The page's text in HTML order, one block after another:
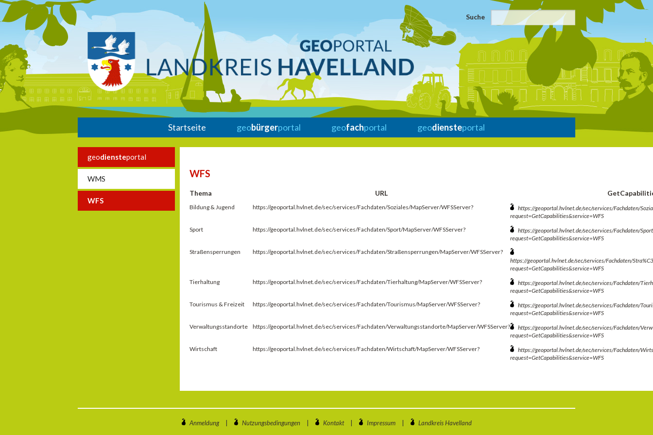
Suche
Startseite geobürgerportal geofachportal geodiensteportal
geodiensteportal
WMS
WFS
WFS
Thema URL
Bildung & Jugend https://geoportal.hvlnet.de/sec/services/Fachdaten/Soziales/MapServer/WFSServer?
https://geoportal.hvlnet.de/sec/services/Fachdaten/
request=GetCapabilities&service=WFS
Sport
https://geoportal.hvlnet.de/sec/services/Fachdaten/Sport/MapServer/WFSServer?
https://geoportal.hvlnet.de/sec/services/Fachdaten/
request=GetCapabilities&service=WFS
Straßensperrungen
https://geoportal.hvlnet.de/sec/services/Fachdaten/Straßensperrungen/MapServer/WFSServer?
https://geoportal.hvlnet.de/sec/services/Fachdaten/
request=GetCapabilities&service=WFS
Tierhaltung
https://geoportal.hvlnet.de/sec/services/Fachdaten/Tierhaltung/MapServer/WFSServer?
https://geoportal.hvlnet.de/sec/services/Fachdaten/
request=GetCapabilities&service=WFS
Tourismus & Freizeit
https://geoportal.hvlnet.de/sec/services/Fachdaten/Tourismus/MapServer/WFSServer?
https://geoportal.hvlnet.de/sec/services/Fachdaten/
request=GetCapabilities&service=WFS
Verwaltungsstandorte https://geoportal.hvlnet.de/sec/services/Fachdaten/Verwaltungsstandorte/MapServer/WFSServer?
https://geoportal.hvlnet.de/sec/services/Fachdaten/
request=GetCapabilities&service=WFS
Wirtschaft
https://geoportal.hvlnet.de/sec/services/Fachdaten/Wirtschaft/MapServer/WFSServer?
https://geoportal.hvlnet.de/sec/services/Fachdaten/
request=GetCapabilities&service=WFS
Anmeldung Nutzungsbedingungen Kontakt Impressum Landkreis Havelland